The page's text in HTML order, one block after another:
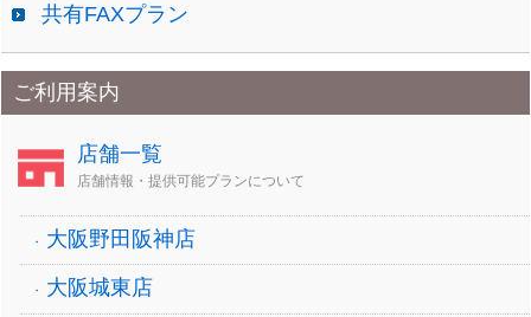
共有FAXプラン
ご利用案内
店舗一覧
店舗情報・提供可能プランについて
大阪野田阪神店
大阪城東店